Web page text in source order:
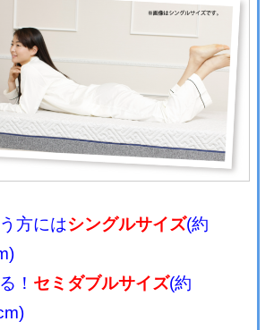
方にはシングルサイズ(約
！ セミダブルサイズ(約